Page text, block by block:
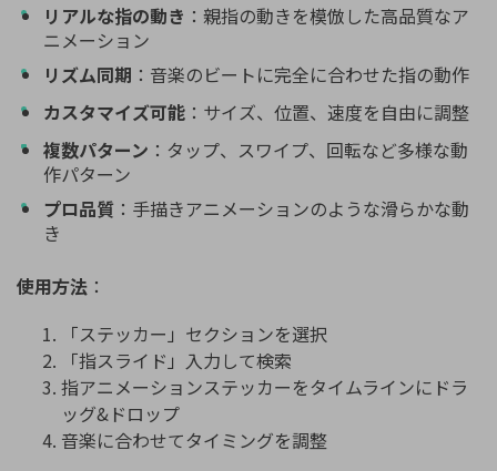
リアルな指の動き ：親指の動きを模倣した高品質なア
ニメーション
リズム同期 ：音楽のビートに完全に合わせた指の動作
カスタマイズ可能 ：サイズ、位置、速度を自由に調整
複数パターン ：タップ、スワイプ、回転など多様な動
作パターン
プロ品質 ：手描きアニメーションのような滑らかな動
き
使用方法 ：
「ステッカー」セクションを選択
「指スライド」入力して検索
指アニメーションステッカーをタイムラインにドラ
ッグ&ドロップ
音楽に合わせてタイミングを調整